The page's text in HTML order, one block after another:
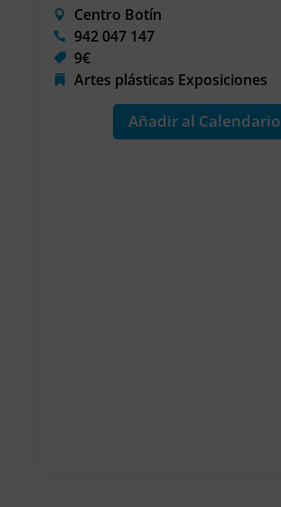
Centro Botín
942 047 147
9€
Artes plásticas Exposiciones
Añadir al Calendario